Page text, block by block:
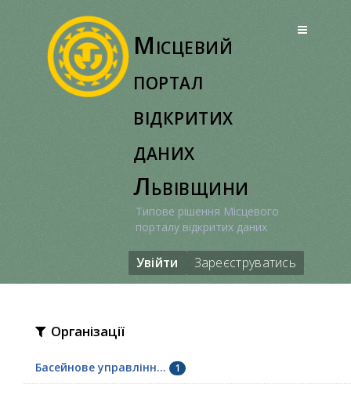
Місцевий
портал
відкритих
даних
Львівщини
Типове рішення Місцевого
порталу відкритих даних
Увійти Зареєструватись
Організації
Басейнове управлінн... 1